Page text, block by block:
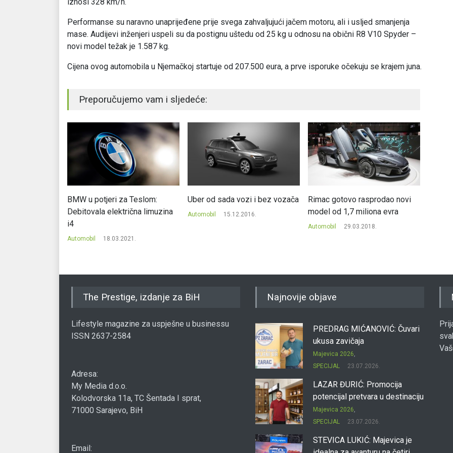
Performanse su naravno unaprijeđene prije svega zahvaljujući jačem motoru, ali i usljed smanjenja
mase. Audijevi inženjeri uspeli su da postignu uštedu od 25 kg u odnosu na obični R8 V10 Spyder –
novi model težak je 1.587 kg.
Cijena ovog automobila u Njemačkoj startuje od 207.500 eura, a prve isporuke očekuju se krajem juna.
Preporučujemo vam i sljedeće:
BMW u potjeri za Teslom:
Debitovala električna limuzina
i4
Automobil 18.03.2021.
Uber od sada vozi i bez vozača
Automobil 15.12.2016.
Rimac gotovo rasprodao novi
model od 1,7 miliona evra
Automobil 29.03.2018.
The Prestige, izdanje za BiH
Lifestyle magazine za uspješne u businessu
ISSN 2637-2584
Adresa:
My Media d.o.o.
Kolodvorska 11a, TC Šentada I sprat,
71000 Sarajevo, BiH
Email:
Najnovije objave
PREDRAG MIĆANOVIĆ: Čuvari
ukusa zavičaja
Majevica 2026
SPECIJAL
23.07.2026.
LAZAR ĐURIĆ: Promocija
potencijal pretvara u destinaciju
Majevica 2026
SPECIJAL
23.07.2026.
STEVICA LUKIĆ: Majevica je